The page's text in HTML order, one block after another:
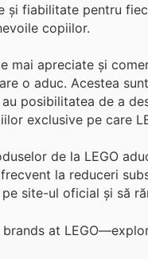
și fiabilitate pentru
copiilor.
mai apreciate și
o aduc. Acestea
posibilitatea de a
exclusive pe care
de la LEGO
la reduceri
site-ul oficial și să
at